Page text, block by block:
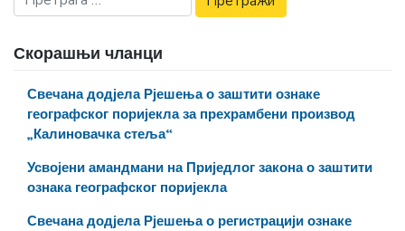
Скорашњи чланци
Свечана додјела Рјешења о заштити ознаке
географског поријекла за прехрамбени производ
„Калиновачка стеља“
Усвојени амандмани на Приједлог закона о заштити
ознака географског поријекла
Свечана додјела Рјешења о регистрацији ознаке